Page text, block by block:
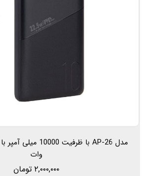
وات
۲,۰۰۰,۰۰۰ تومان